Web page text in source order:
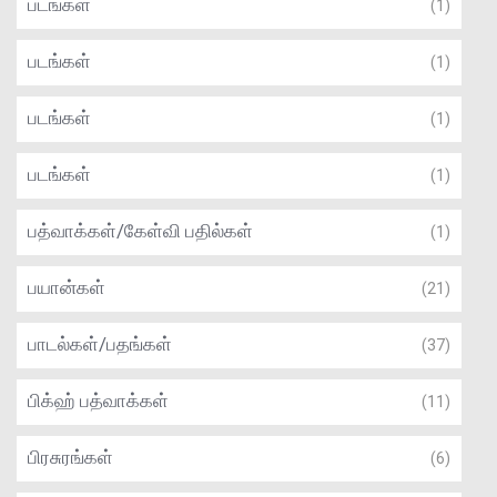
படங்கள் (1)
படங்கள் (1)
படங்கள் (1)
படங்கள் (1)
பத்வாக்கள்/கேள்வி பதில்கள் (1)
பயான்கள் (21)
பாடல்கள்/பதங்கள் (37)
பிக்ஹ் பத்வாக்கள் (11)
பிரசுரங்கள் (6)